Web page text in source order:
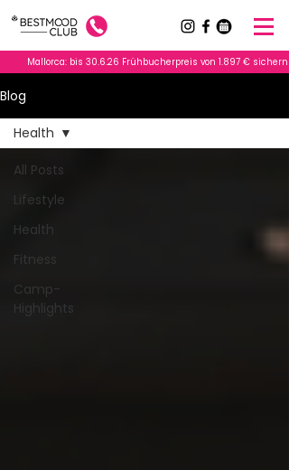
Mallorca: bis 30.6.26 Frühbucherpreis von 1.897 € sichern
Blog
All Posts
Lifestyle
Health
Fitness
Camp-
Highlights
Health